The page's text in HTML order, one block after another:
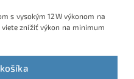
s vysokým 12W výkonom na
znížiť výkon na minimum